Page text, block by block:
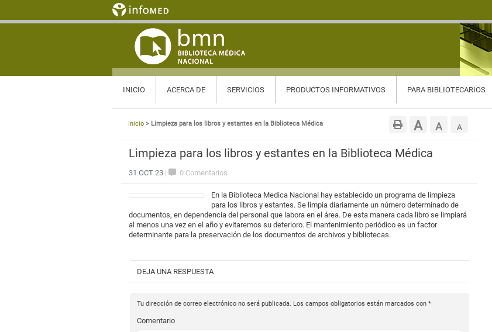
INICIO ACERCA DE SERVICIOS PRODUCTOS INFORMATIVOS PARA BIBLIOTECARIOS
Inicio > Limpieza para los libros y estantes en la Biblioteca Médica AReducir
ARestablecer
fuente
AAumentar
tamaño
fuente.
Limpieza para los libros y estantes en la Biblioteca Médica
31 OCT 23 | 0 Comentarios
En la Biblioteca Medica Nacional hay establecido un programa de limpieza
para los libros y estantes. Se limpia diariamente un número determinado de
documentos, en dependencia del personal que labora en el área. De esta manera cada libro se limpiará
al menos una vez en el año y evitaremos su deterioro. El mantenimiento periódico es un factor
determinante para la preservación de los documentos de archivos y bibliotecas.
DEJA UNA RESPUESTA
Tu dirección de correo electrónico no será publicada. Los campos obligatorios están marcados con *
Comentario